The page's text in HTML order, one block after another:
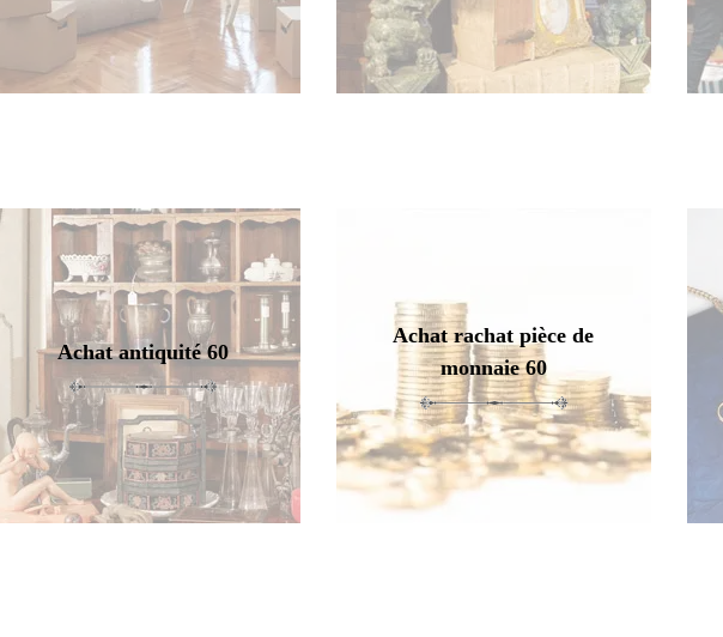
Achat antiquité 60
Achat rachat pièce de
monnaie 60